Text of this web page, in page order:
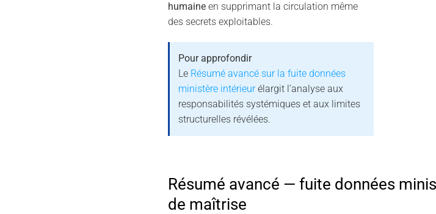
humaineen supprimant la circulation même
des secrets exploitables.
Pour approfondir
Le Résumé avancé sur la fuite données
ministère intérieurélargit l’analyse aux
responsabilités systémiques et aux limites
structurelles révélées.
Résumé avancé — fuite données
de maîtrise